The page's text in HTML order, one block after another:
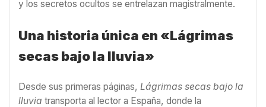
y los secretos ocultos se entrelazan magistralmente.
Una historia única en «Lágrimas
secas bajo la lluvia»
Desde sus primeras páginas, Lágrimas secas bajo la
lluvia transporta al lector a España, donde la